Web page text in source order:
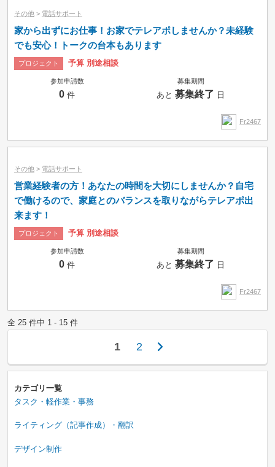
その他 > 電話サポート
家から出ずにお仕事！お家でテレアポしませんか？未経験
でも安心！トークの台本もあります
プロジェクト 予算 別途相談
参加申請数
0 件
募集期間
あと募集終了 日
Fr2467
その他 > 電話サポート
営業経験者の方！あなたの時間を大切にしませんか？自宅
で働けるので、家庭とのバランスを取りながらテレアポ出
来ます！
プロジェクト 予算 別途相談
参加申請数
0 件
募集期間
あと募集終了 日
Fr2467
全 25 件中 1 - 15 件
1 2
カテゴリ一覧
タスク・軽作業・事務
ライティング（記事作成）・翻訳
デザイン制作